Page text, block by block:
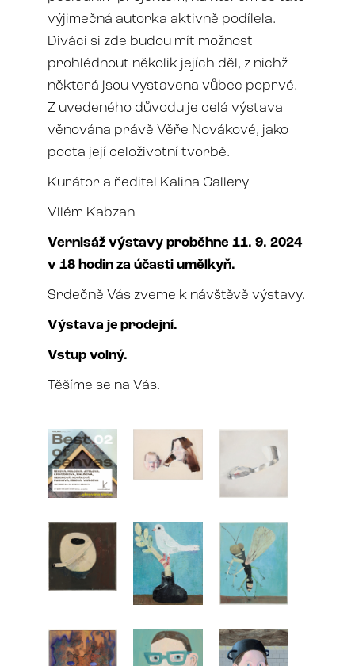
výjimečná autorka aktivně podílela.
Diváci si zde budou mít možnost
prohlédnout několik jejích děl, z nichž
některá jsou vystavena vůbec poprvé.
Z uvedeného důvodu je celá výstava
věnována právě Věře Novákové, jako
pocta její celoživotní tvorbě.
Kurátor a ředitel Kalina Gallery
Vilém Kabzan
Vernisáž výstavy proběhne 11. 9. 2024
v 18 hodin za účasti umělkyň.
Srdečně Vás zveme k návštěvě výstavy.
Výstava je prodejní.
Vstup volný.
Těšíme se na Vás.